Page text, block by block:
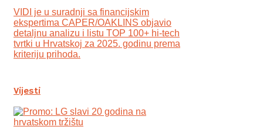
VIDI je u suradnji sa financijskim
ekspertima CAPER/OAKLINS objavio
detaljnu analizu i listu TOP 100+ hi-tech
tvrtki u Hrvatskoj za 2025. godinu prema
kriteriju prihoda.
Vijesti